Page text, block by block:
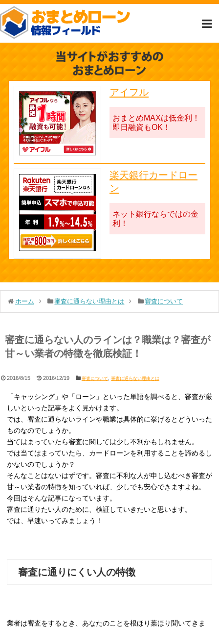
アイフル
おまとめMAXは低金利！
即日融資もOK！
楽天銀行カードロー
ン
ネット銀行ならではの金
利！
ホーム 審査に通らない理由とは 審査について
審査に通らない人のラインは？職業は？審査が
甘～い業者の特徴を徹底検証！
2016/8/15 2016/12/19 審査について 審査に通らない理由とは
「キャッシング」や「ローン」といった単語を調べると、審査が厳
しいといった記事をよく見かけます。
では、審査に通らないラインや職業は具体的に挙げるとどういった
ものなのでしょうか。
当てはまっていたら審査に関しては少し不利かもしれません。
では当てはまっていたら、カードローンを利用することを諦めるし
かないのでしょうか？
そんなことはないはずです。審査に不利な人が申し込むべき審査が
甘～い業者の特徴を知っていれば、少しでも安心できますよね。
今回はそんな記事になっています。
審査に通りたい人のために、検証していきたいと思います。
では、早速いってみましょう！
審査に通りにくい人の特徴
業者は審査をするとき、あなたのことを根ほり葉ほり聞いてきま